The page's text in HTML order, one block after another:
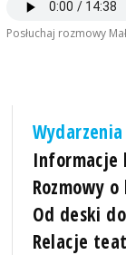
Posłuchaj rozmowy
Informacje
Rozmowy o
Od deski
Relacje